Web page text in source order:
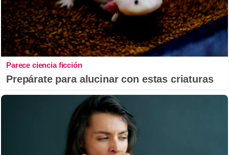
Parece ciencia ficción
Prepárate para alucinar con estas criaturas